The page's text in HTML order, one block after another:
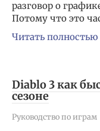
разговор о
Потому что это
Читать полностью
Diablo 3 как
сезоне
Руководство по играм